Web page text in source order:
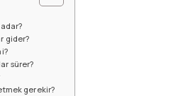
gider?
sürer?
gerekir?